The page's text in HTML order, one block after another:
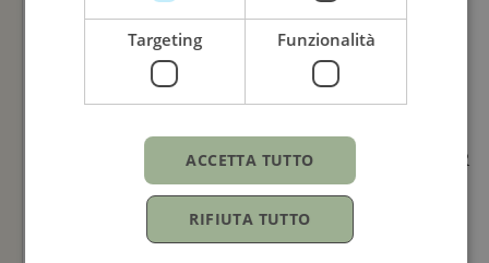
TUDOR
Targeting Funzionalità
ACCETTA TUTTO
RIFIUTA TUTTO